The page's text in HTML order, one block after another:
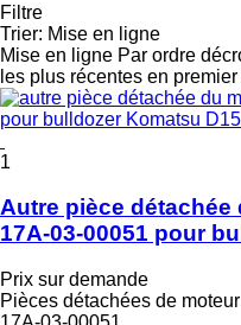
Filtre
Trier: Mise en ligne
Mise en ligne Par ordre
les plus récentes en premier
1
Autre pièce détachée
17A-03-00051 pour
Prix sur demande
Pièces détachées de